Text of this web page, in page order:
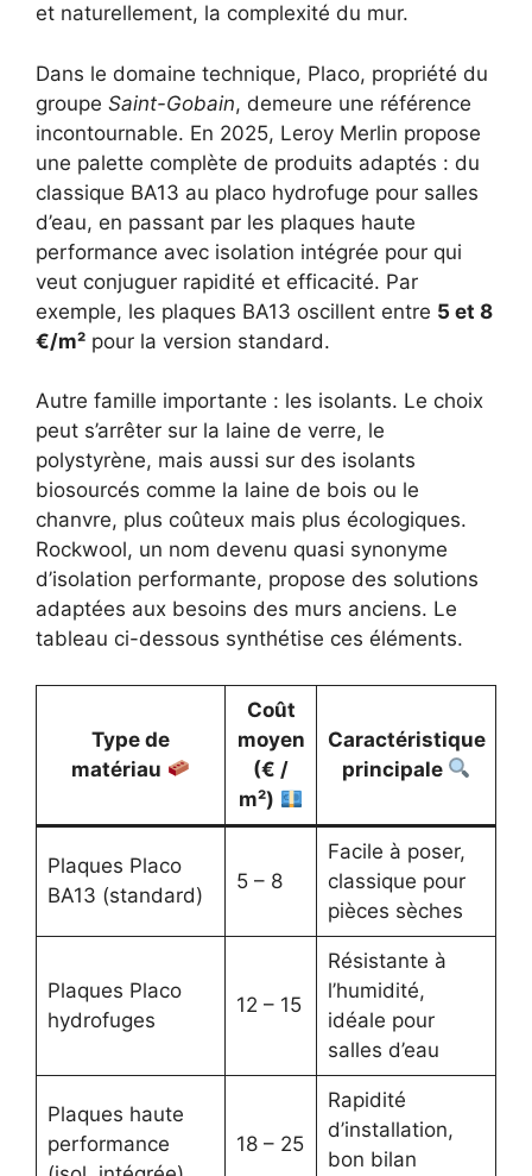
et naturellement, la complexité du mur.
Dans le domaine technique, Placo, propriété du
groupe Saint-Gobain, demeure une référence
incontournable. En 2025, Leroy Merlin propose
une palette complète de produits adaptés : du
classique BA13 au placo hydrofuge pour salles
d’eau, en passant par les plaques haute
performance avec isolation intégrée pour qui
veut conjuguer rapidité et efficacité. Par
exemple, les plaques BA13 oscillent entre 5 et 8
€/m² pour la version standard.
Autre famille importante : les isolants. Le choix
peut s’arrêter sur la laine de verre, le
polystyrène, mais aussi sur des isolants
biosourcés comme la laine de bois ou le
chanvre, plus coûteux mais plus écologiques.
Rockwool, un nom devenu quasi synonyme
d’isolation performante, propose des solutions
adaptées aux besoins des murs anciens. Le
tableau ci-dessous synthétise ces éléments.
Type de
matériau
Coût
moyen
(€ /
m²)
Caractéristique
principale
Plaques Placo
BA13 (standard)
5 – 8
Facile à poser,
classique pour
pièces sèches
Plaques Placo
hydrofuges
12 – 15
Résistante à
l’humidité,
idéale pour
salles d’eau
Plaques haute
performance
18 – 25
Rapidité
d’installation,
bon bilan